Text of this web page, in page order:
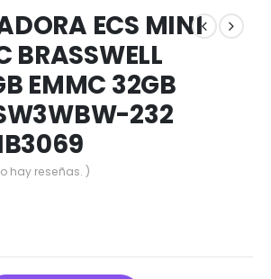
ECS MINI
BRASSWELL
EMMC 32GB
232
hay reseñas. )